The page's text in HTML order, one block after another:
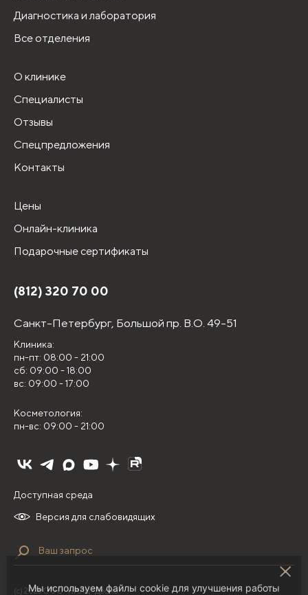
Диагностика и лаборатория
Все отделения
О клинике
Специалисты
Отзывы
Спецпредложения
Контакты
Цены
Онлайн-клиника
Подарочные сертификаты
(812) 320 70 00
Санкт-Петербург, Большой пр. В.О. 49-51
Клиника:
пн-пт: 08:00 - 21:00
сб: 09:00 - 18:00
вс: 09:00 - 17:00
Косметология:
пн-вс: 09:00 - 21:00
Версия для слабовидящих
Доступная среда
(с) 2026 ООО "НИЛЦ "Деома"
Мы используем файлы cookie для улучшения работы